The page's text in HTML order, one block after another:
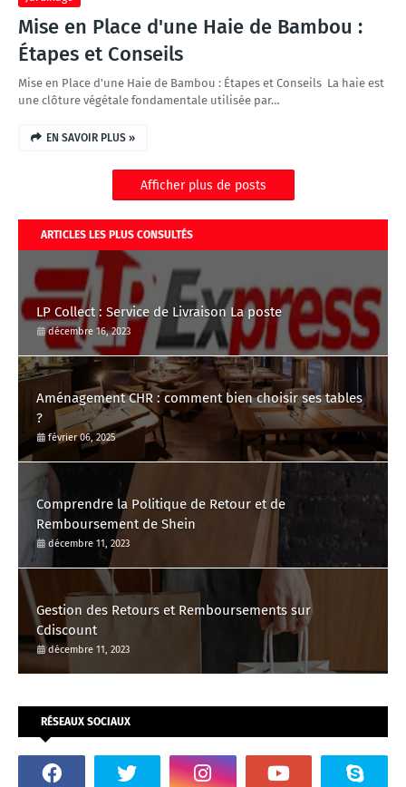
Mise en Place d'une Haie de Bambou :
Étapes et Conseils
Mise en Place d'une Haie de Bambou : Étapes et Conseils La haie est
une clôture végétale fondamentale utilisée par…
EN SAVOIR PLUS »
Afficher plus de posts
ARTICLES LES PLUS CONSULTÉS
LP Collect : Service de Livraison La poste
décembre 16, 2023
Aménagement CHR : comment bien choisir ses tables
?
février 06, 2025
Comprendre la Politique de Retour et de
Remboursement de Shein
décembre 11, 2023
Gestion des Retours et Remboursements sur
Cdiscount
décembre 11, 2023
RÉSEAUX SOCIAUX